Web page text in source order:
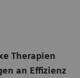
Therapien
an Effizienz